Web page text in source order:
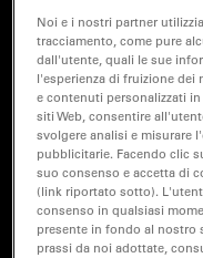
Noi e i nostri partner
tracciamento, come pure
dall'utente, quali le sue
l'esperienza di fruizione
e contenuti personalizzati
siti Web, consentire
svolgere analisi e misurare
pubblicitarie. Facendo clic
suo consenso e accetta di
(link riportato sotto).
consenso in qualsiasi
presente in fondo al nostro
prassi da noi adottate,